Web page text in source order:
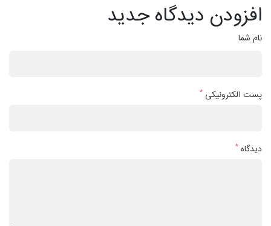
افزودن دیدگاه جدید
نام شما
پست الکترونیکی *
دیدگاه *